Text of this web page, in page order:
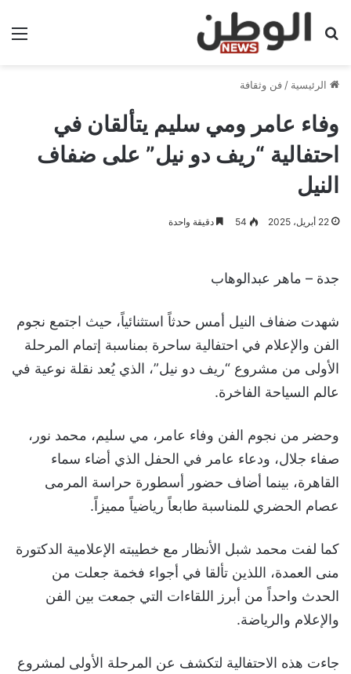
بحث عن
الرئيسية / فن وثقافة
وفاء عامر ومي سليم يتألقان في
احتفالية “ريف دو نيل” على ضفاف
النيل
22 أبريل، 2025 54 دقيقة واحدة
جدة – ماهر عبدالوهاب
شهدت ضفاف النيل أمس حدثاً استثنائياً، حيث اجتمع نجوم
الفن والإعلام في احتفالية ساحرة بمناسبة إتمام المرحلة
الأولى من مشروع “ريف دو نيل”، الذي يُعد نقلة نوعية في
عالم السياحة الفاخرة.
وحضر من نجوم الفن وفاء عامر، مي سليم، محمد نور،
صفاء جلال، ودعاء عامر في الحفل الذي أضاء سماء
القاهرة، بينما أضاف حضور أسطورة حراسة المرمى
عصام الحضري للمناسبة طابعاً رياضياً مميزاً.
كما لفت محمد شبل الأنظار مع خطيبته الإعلامية الدكتورة
منى العمدة، اللذين تألقا في أجواء فخمة جعلت من
الحدث واحداً من أبرز اللقاءات التي جمعت بين الفن
والإعلام والرياضة.
جاءت هذه الاحتفالية لتكشف عن المرحلة الأولى لمشروع